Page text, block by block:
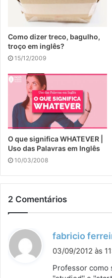
Como dizer treco, bagulho,
troço em inglês?
15/12/2009
O que significa WHATEVER |
Uso das Palavras em Inglês
10/03/2008
2 Comentários
fabricio
03/09/2012 às
Professor como